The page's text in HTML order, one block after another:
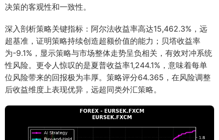
决策的客观性和一致性。
深入剖析策略关键指标：阿尔法收益率高达15,462.3%，远
超基准，证明策略持续创造超额价值的能力；贝塔收益率
为-9.1%，显示策略与市场整体走势呈负相关，有效对冲系统
性风险。更令人惊叹的是夏普收益率1,244.1%，意味着每单
位风险带来的回报极为丰厚。策略评分64.365，在风险调整
后收益维度上表现优异，远超同类外汇策略。